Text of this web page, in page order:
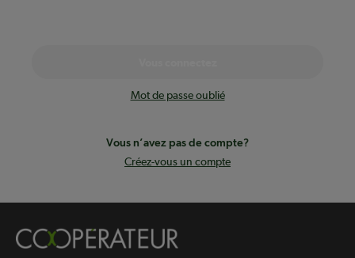
Mot de passe oublié
Vous n’avez pas de compte?
Créez-vous un compte